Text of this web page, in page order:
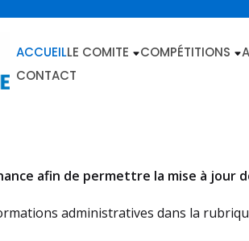
ACCUEILLE COMITE COMPÉTITIONS
CONTACT
afin de permettre la mise à jour
administratives dans la